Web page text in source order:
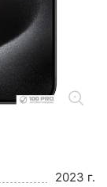
2023 г.